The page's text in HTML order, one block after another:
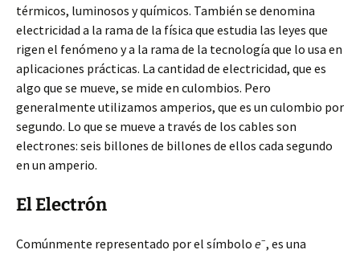
térmicos, luminosos y químicos. También se denomina
electricidad a la rama de la física que estudia las leyes que
rigen el fenómeno y a la rama de la tecnología que lo usa en
aplicaciones prácticas. La cantidad de electricidad, que es
algo que se mueve, se mide en culombios. Pero
generalmente utilizamos amperios, que es un culombio por
segundo. Lo que se mueve a través de los cables son
electrones: seis billones de billones de ellos cada segundo
en un amperio.
El Electrón
Comúnmente representado por el símbolo e–, es una